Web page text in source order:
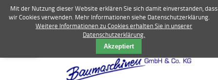
Bagger
Mit der Nutzung dieser Website erklären Sie sich damit einverstanden, dass
wir Cookies verwenden. Mehr Informationen siehe Datenschutzerklärung.
Weitere Informationen zu Cookies erhalten Sie in unserer
Datenschutzerklärung.
Akzeptiert